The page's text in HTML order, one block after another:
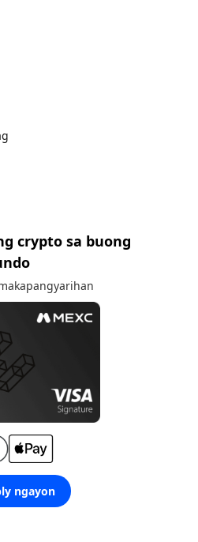
crypto sa buong
ngayon